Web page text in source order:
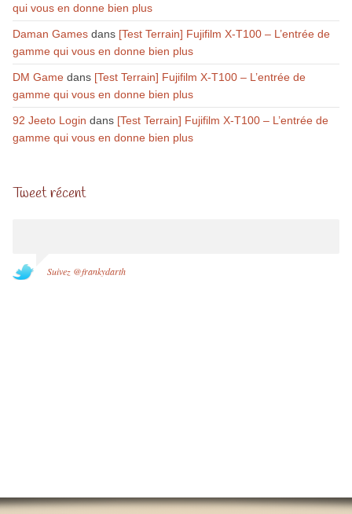
qui vous en donne bien plus
Daman Gamesdans [Test Terrain] Fujifilm X-T100 – L’entrée de
gamme qui vous en donne bien plus
DM Gamedans [Test Terrain] Fujifilm X-T100 – L’entrée de
gamme qui vous en donne bien plus
92 Jeeto Login dans [Test Terrain] Fujifilm X-T100 – L’entrée de
gamme qui vous en donne bien plus
Tweet récent
Suivez @frankydarth